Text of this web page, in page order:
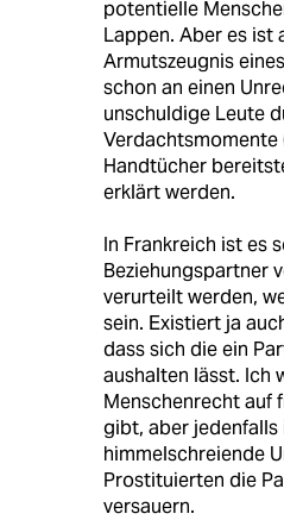
potentielle
Lappen. Aber es ist
Armutszeugnis
schon an einen
unschuldige Leute
Verdachtsmomente
Handtücher
erklärt werden.
In Frankreich ist es
Beziehungspartner
verurteilt werden,
sein. Existiert ja
dass sich die ein
aushalten lässt. Ich
Menschenrecht auf
gibt, aber jedenfalls
himmelschreiende
Prostituierten die
versauern.